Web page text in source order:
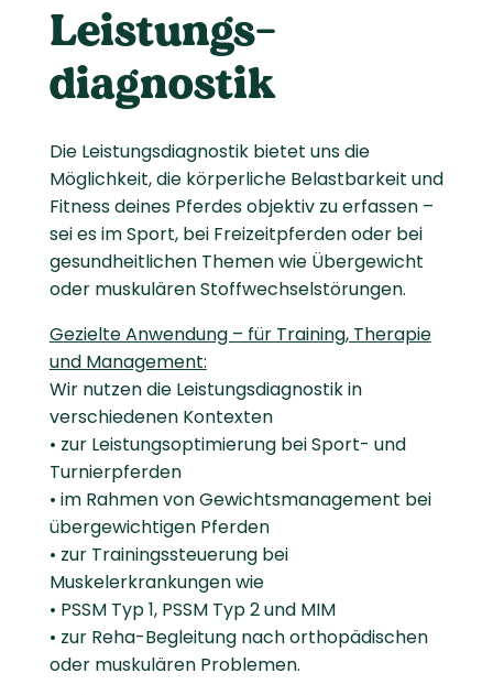
Leistungs­
diagnostik
Die Leistungsdiagnostik bietet uns die
Möglichkeit, die körperliche Belastbarkeit und
Fitness deines Pferdes objektiv zu erfassen –
sei es im Sport, bei Freizeitpferden oder bei
gesundheitlichen Themen wie Übergewicht
oder muskulären Stoffwechselstörungen.
Gezielte Anwendung – für Training, Therapie
und Management:
Wir nutzen die Leistungsdiagnostik in
verschiedenen Kontexten
• zur Leistungsoptimierung bei Sport- und
Turnierpferden
• im Rahmen von Gewichtsmanagement bei
übergewichtigen Pferden
• zur Trainingssteuerung bei
Muskelerkrankungen wie
• PSSM Typ 1, PSSM Typ 2 und MIM
• zur Reha-Begleitung nach orthopädischen
oder muskulären Problemen.